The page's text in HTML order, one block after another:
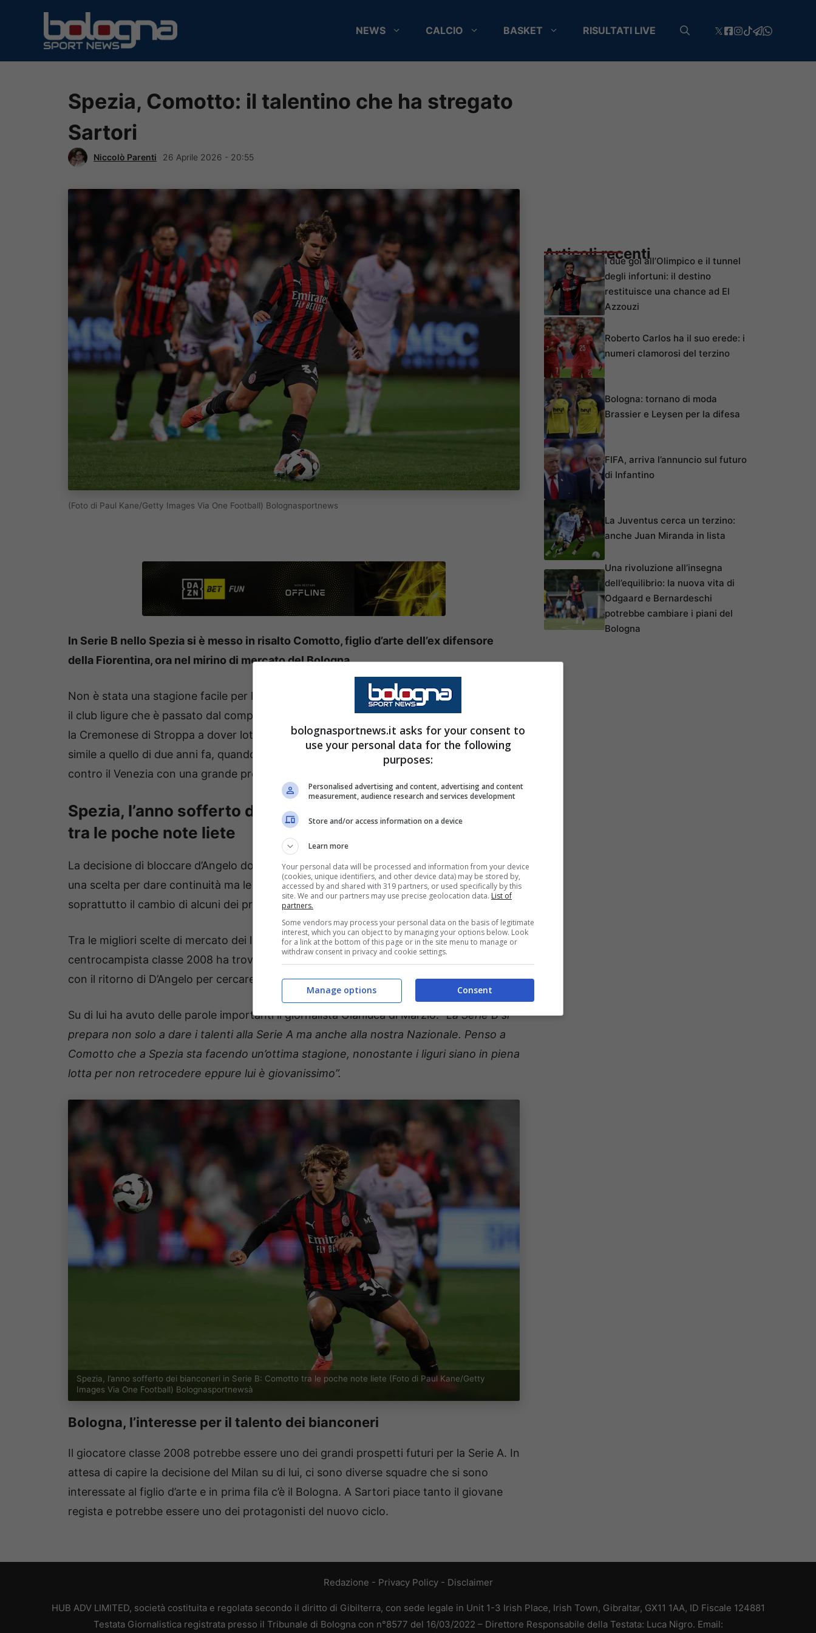
contenuto
NEWS CALCIO BASKET RISULTATI LIVE
Spezia, Comotto: il talentino che ha stregato
Sartori
Niccolò Parenti 26 Aprile 2026 - 20:55
(Foto di Paul Kane/Getty Images Via One Football) Bolognasportnews
In Serie B nello Spezia si è messo in risalto Comotto, figlio d’arte dell’ex difensore
della Fiorentina, ora nel mirino di mercato del Bologna
Non è stata una stagione facile per lo
. In dodici mesi si è capovolto il mondo per
il club ligure che è passato dal competere per la
nella finalissima play-off contro
la Cremonese di Stroppa a dover lottare per non retrocedere. Un campionato molto
simile a quello di due anni fa, quando i bianconeri si salvarono all’ultimo nel match
contro il Venezia con una grande prestazione da parte di
Spezia, l’anno sofferto dei bianconeri in Serie B: Comotto
tra le poche note liete
La decisione di bloccare d’Angelo dopo la delusione della passata stagione sembrava
una scelta per dare continuità ma le scorie della delusione contro la Cremonese e
soprattutto il cambio di alcuni dei protagonisti ha influito.
Tra le migliori scelte di mercato dei liguri è stato l’acquisto diComotto.Il
centrocampista classe 2008 ha trovato tanto spazio nello scacchiere di Donadoni e ora
con il ritorno di D’Angelo per cercare di trovare una salvezza disperata.
Su di lui ha avuto delle parole importanti il giornalista Gianluca di Marzio: “La Serie B si
prepara non solo a dare i talenti alla Serie A ma anche alla nostra Nazionale. Penso a
Comotto che a Spezia sta facendo un’ottima stagione, nonostante i liguri siano in piena
lotta per non retrocedere eppure lui è giovanissimo”.
Spezia, l’anno sofferto dei bianconeri in Serie B: Comotto tra le poche note liete (Foto di Paul Kane/Getty
Images Via One Football) Bolognasportnewsà
Bologna, l’interesse per il talento dei bianconeri
Il giocatore classe 2008 potrebbe essere uno dei grandi prospetti futuri per la Serie A. In
attesa di capire la decisione del Milan su di lui, ci sono diverse squadre che si sono
interessate al figlio d’arte e in prima fila c’è il Bologna. A Sartori piace tanto il giovane
regista e potrebbe essere uno dei protagonisti del nuovo ciclo.
Articoli recentiI due gol all’Olimpico e il tunnel
degli infortuni: il destino
restituisce una chance ad El
Azzouzi
Roberto Carlos ha il suo erede: i
numeri clamorosi del terzino
Bologna: tornano di moda
Brassier e Leysen per la difesa
FIFA, arriva l’annuncio sul futuro
di Infantino
La Juventus cerca un terzino:
anche Juan Miranda in lista
Una rivoluzione all’insegna
dell’equilibrio: la nuova vita di
Odgaard e Bernardeschi
potrebbe cambiare i piani del
Bologna
Redazione - Privacy Policy- Disclaimer
HUB ADV LIMITED, società costituita e regolata secondo il diritto di Gibilterra, con sede legale in Unit 1-3 Irish Place, Irish Town, Gibraltar, GX11 1AA, ID Fiscale 124881
Testata Giornalistica registrata presso il Tribunale di Bologna con n°8577 del 16/03/2022 – Direttore Responsabile della Testata: Luca Nigro. Email:
bolognasportnews.it asks for your consent to
use your personal data for the following
purposes:
Personalised advertising and content, advertising and content
measurement, audience research and services development
Store and/or access information on a device
Learn more
Your personal data will be processed and information from your device
(cookies, unique identifiers, and other device data) may be stored by,
accessed by and shared with 319 partners, or used specifically by this
site. We and our partners may use precise geolocation data. List of
partners.
Some vendors may process your personal data on the basis of legitimate
interest, which you can object to by managing your options below. Look
for a link at the bottom of this page or in the site menu to manage or
withdraw consent in privacy and cookie settings.
Consent
Manage options